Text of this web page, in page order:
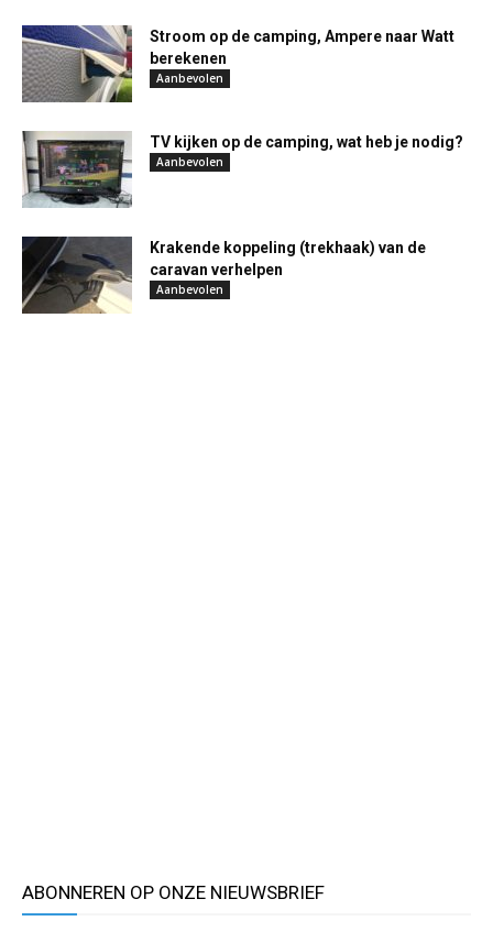
Stroom op de camping, Ampere naar Watt
berekenen
Aanbevolen
TV kijken op de camping, wat heb je nodig?
Aanbevolen
Krakende koppeling (trekhaak) van de
caravan verhelpen
Aanbevolen
ABONNEREN OP ONZE NIEUWSBRIEF